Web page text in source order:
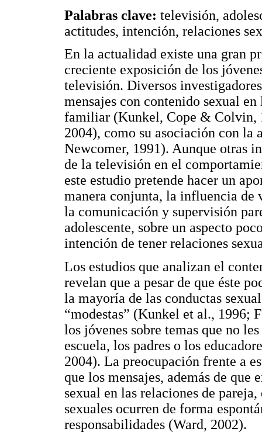
Palabras clave: televisión,
actitudes, intención, relaciones
En la actualidad existe una gran
creciente exposición de los
televisión. Diversos
mensajes con contenido sexual
familiar (Kunkel, Cope & Colvin,
2004), como su asociación con
Newcomer, 1991). Aunque otras
de la televisión en el
este estudio pretende hacer un
manera conjunta, la influencia de
la comunicación y supervisión
adolescente, sobre un aspecto
intención de tener relaciones
Los estudios que analizan el
revelan que a pesar de que éste
la mayoría de las conductas
“modestas” (Kunkel et al., 1996;
los jóvenes sobre temas que no
escuela, los padres o los
2004). La preocupación frente a
que los mensajes, además de
sexual en las relaciones de
sexuales ocurren de forma
responsabilidades (Ward, 2002).